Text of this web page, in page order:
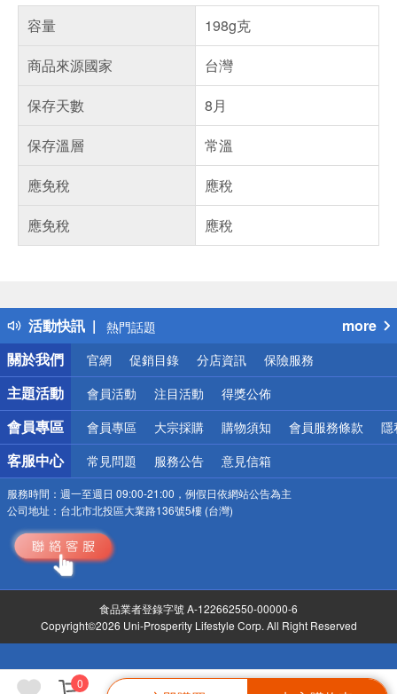
0
容量
198g克
商品來源國家
台灣
保存天數
8月
保存溫層
常溫
應免稅
應稅
應免稅
應稅
活動快訊
得獎公告
熱門話題
銀行優惠
偏遠地區配送
詐騙網頁！請小心！
more
關於我們
官網 促銷目錄 分店資訊 保險服務
主題活動 會員活動 注目活動 得獎公佈
會員專區 會員專區 大宗採購 購物須知 會員服務條款 隱
客服中心 常見問題 服務公告 意見信箱
服務時間： 週一至週日 09:00-21:00，例假日依網站公告為主
公司地址： 台北市北投區大業路136號5樓 (台灣)
食品業者登錄字號 A-122662550-00000-6
Copyright©2026 Uni-Prosperity Lifestyle Corp. All Right Reserved